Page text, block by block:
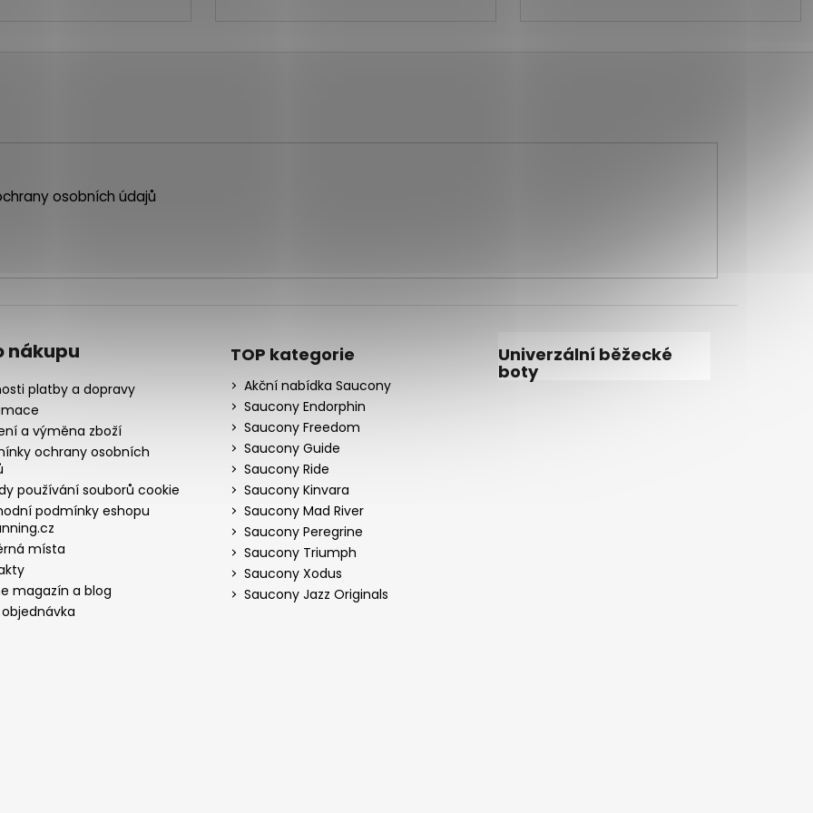
osobních údajů
nákupu
platby a dopravy
a výměna zboží
ochrany osobních
používání souborů cookie
podmínky eshopu
místa
magazín a blog
TOP kategorie
Akční nabídka Saucony
Saucony Endorphin
Saucony Freedom
Saucony Guide
Saucony Ride
Saucony Kinvara
Saucony Mad River
Saucony Peregrine
Saucony Triumph
Saucony Xodus
Saucony Jazz Originals
Univerzální běžecké
boty